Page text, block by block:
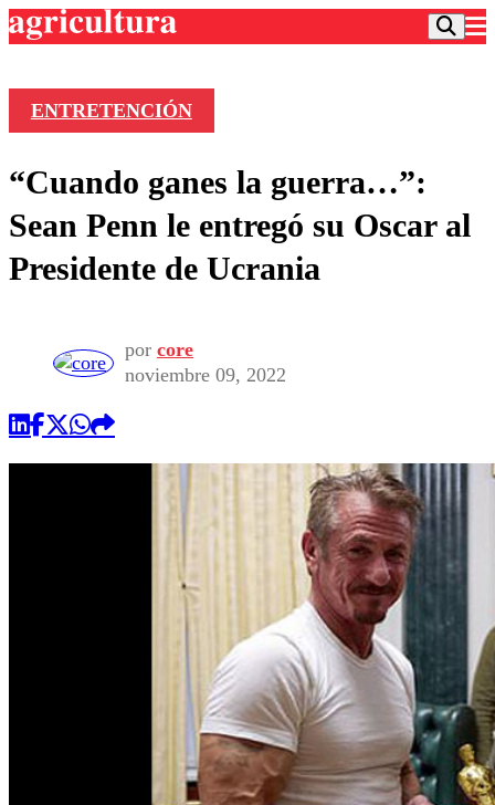
Frecuencias
Agricultura TV
Deportes
Colo Colo
Seleccion Chilena
Universidad de Chile
Entretención
Economía
Sustentabilidad
Publicaciones en medios
Opinión
ENTRETENCIÓN
“Cuando ganes la guerra…”:
Sean Penn le entregó su Oscar al
Presidente de Ucrania
por core
noviembre 09, 2022